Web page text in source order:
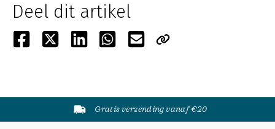
Deel dit artikel
Gratis verzending vanaf €20